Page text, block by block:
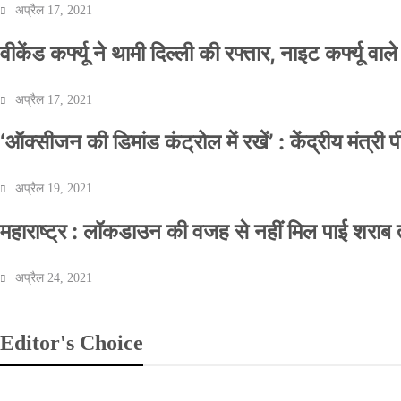
अप्रैल 17, 2021
वीकेंड कर्फ्यू ने थामी दिल्ली की रफ्तार, नाइट कर्फ्यू
अप्रैल 17, 2021
‘ऑक्सीजन की डिमांड कंट्रोल में रखें’ : केंद्रीय मंत्री
अप्रैल 19, 2021
महाराष्ट्र : लॉकडाउन की वजह से नहीं मिल पाई
अप्रैल 24, 2021
Editor's Choice